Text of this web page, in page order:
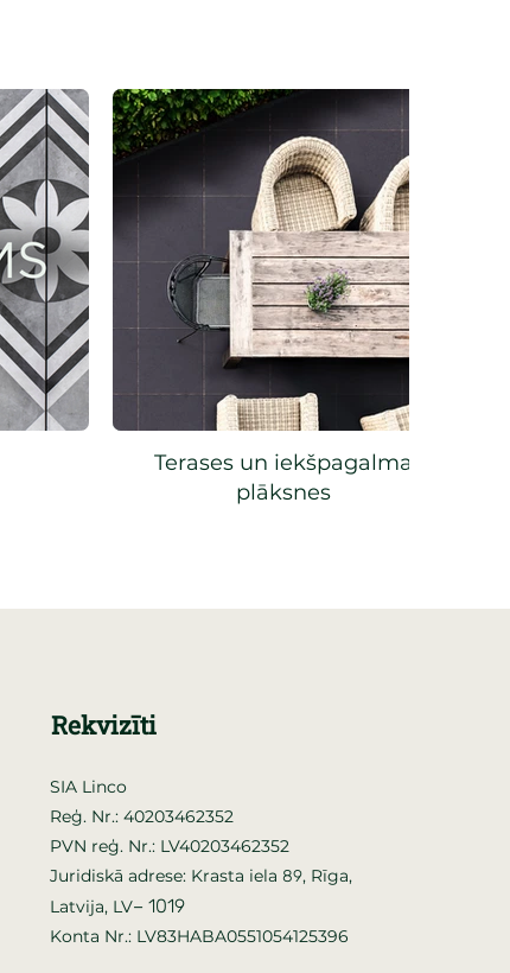
Terases un iekšpagalma
plāksnes
Rekvizīti
SIA Linco
Reģ. Nr.: 40203462352
PVN reģ. Nr.: LV40203462352
Juridiskā adrese: Krasta iela89, Rīga,
Latvija, LV– 1019
Konta Nr.: LV83HABA0551054125396